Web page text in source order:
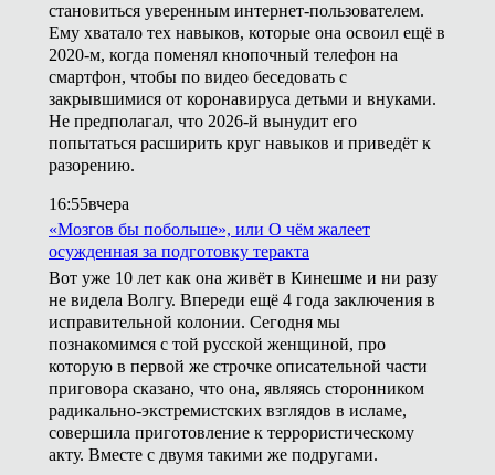
становиться уверенным интернет-пользователем.
Ему хватало тех навыков, которые она освоил ещё в
2020-м, когда поменял кнопочный телефон на
смартфон, чтобы по видео беседовать с
закрывшимися от коронавируса детьми и внуками.
Не предполагал, что 2026-й вынудит его
попытаться расширить круг навыков и приведёт к
разорению.
16:55вчера
«Мозгов бы побольше», или О чём жалеет
осужденная за подготовку теракта
Вот уже 10 лет как она живёт в Кинешме и ни разу
не видела Волгу. Впереди ещё 4 года заключения в
исправительной колонии. Сегодня мы
познакомимся с той русской женщиной, про
которую в первой же строчке описательной части
приговора сказано, что она, являясь сторонником
радикально-экстремистских взглядов в исламе,
совершила приготовление к террористическому
акту. Вместе с двумя такими же подругами.